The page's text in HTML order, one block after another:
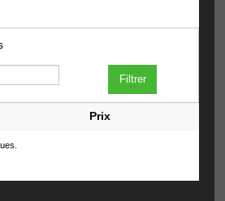
Filtrer
Prix